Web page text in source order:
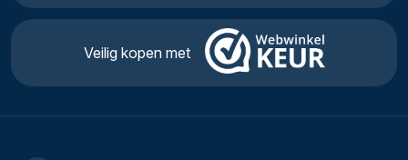
Veilig kopen met